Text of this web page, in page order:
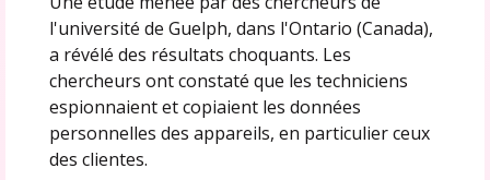
l'université de Guelph, dans l'Ontario (Canada),
a révélé des résultats choquants. Les
chercheurs ont constaté que les techniciens
espionnaient et copiaient les données
personnelles des appareils, en particulier ceux
des clientes.